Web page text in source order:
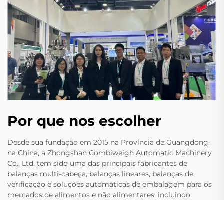
Por que nos escolher
Desde sua fundação em 2015 na Província de Guangdong,
na China, a Zhongshan Combiweigh Automatic Machinery
Co., Ltd. tem sido uma das principais fabricantes de
balanças multi-cabeça, balanças lineares, balanças de
verificação e soluções automáticas de embalagem para os
mercados de alimentos e não alimentares, incluindo